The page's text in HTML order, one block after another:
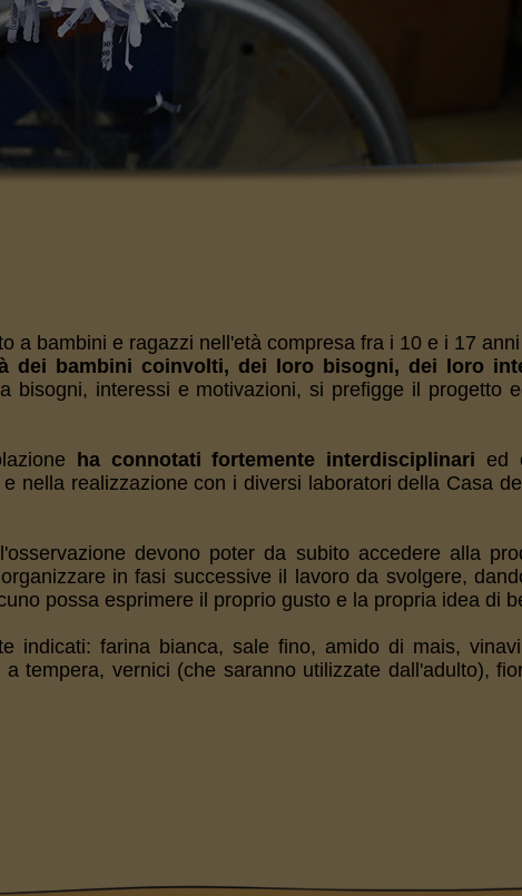
a bambini e ragazzi nell'età compresa fra i 10 e i 17
dei bambini coinvolti, dei loro bisogni, dei loro
bisogni, interessi e motivazioni, si prefigge il progetto
ha connotati fortemente interdisciplinari ed
nella realizzazione con i diversi laboratori della Casa
devono poter da subito accedere alla
in fasi successive il lavoro da svolgere,
possa esprimere il proprio gusto e la propria idea di
indicati: farina bianca, sale fino, amido di mais,
tempera, vernici (che saranno utilizzate dall'adulto),